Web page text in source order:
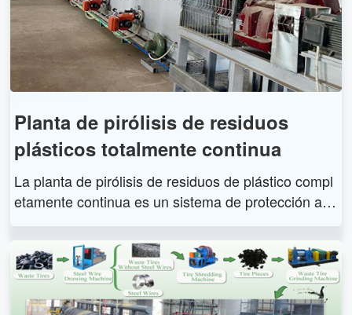
Planta de pirólisis de residuos
plásticos totalmente continua
La planta de pirólisis de residuos de plástico compl
etamente continua es un sistema de protección am
inua y la reacción de descomposición catalítica par
a convertir los plásticos de desecho en recursos re
novables, como aceite de pirólisis, negro de humo,
gas combustible, etc.